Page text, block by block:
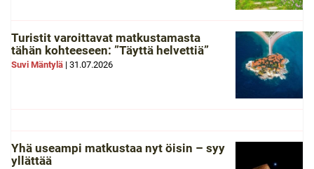
Turistit varoittavat matkustamasta
tähän kohteeseen: ”Täyttä helvettiä”
Suvi Mäntylä | 31.07.2026
Yhä useampi matkustaa nyt öisin – syy
yllättää